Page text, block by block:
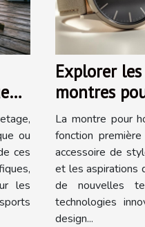
ou
ces
les
Explorer
montres
La montre pour
fonction
accessoire de
et les aspirations
de nouvelles
technologies
design...